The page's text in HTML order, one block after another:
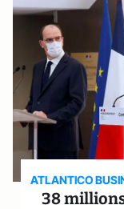
ATLANTICO
38